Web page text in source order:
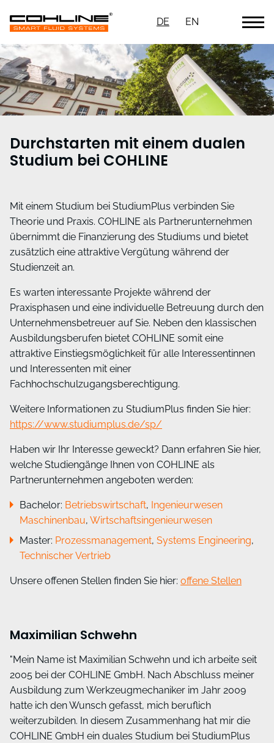
DE EN
Durchstarten mit einem dualen
Studium bei COHLINE
Mit einem Studium bei StudiumPlus verbinden Sie
Theorie und Praxis. COHLINE als Partnerunternehmen
übernimmt die Finanzierung des Studiums und bietet
zusätzlich eine attraktive Vergütung während der
Studienzeit an.
Es warten interessante Projekte während der
Praxisphasen und eine individuelle Betreuung durch den
Unternehmensbetreuer auf Sie. Neben den klassischen
Ausbildungsberufen bietet COHLINE somit eine
attraktive Einstiegsmöglichkeit für alle Interessentinnen
und Interessenten mit einer
Fachhochschulzugangsberechtigung.
Weitere Informationen zu StudiumPlus finden Sie hier:
https://www.studiumplus.de/sp/
Haben wir Ihr Interesse geweckt? Dann erfahren Sie hier,
welche Studiengänge Ihnen von COHLINE als
Partnerunternehmen angeboten werden:
Bachelor: Betriebswirtschaft, Ingenieurwesen
Maschinenbau, Wirtschaftsingenieurwesen
Master: Prozessmanagement, Systems Engineering,
Technischer Vertrieb
Unsere offenen Stellen finden Sie hier: offene Stellen
Maximilian Schwehn
"Mein Name ist Maximilian Schwehn und ich arbeite seit
2005 bei der COHLINE GmbH. Nach Abschluss meiner
Ausbildung zum Werkzeugmechaniker im Jahr 2009
hatte ich den Wunsch gefasst, mich beruflich
weiterzubilden. In diesem Zusammenhang hat mir die
COHLINE GmbH ein duales Studium bei StudiumPlus